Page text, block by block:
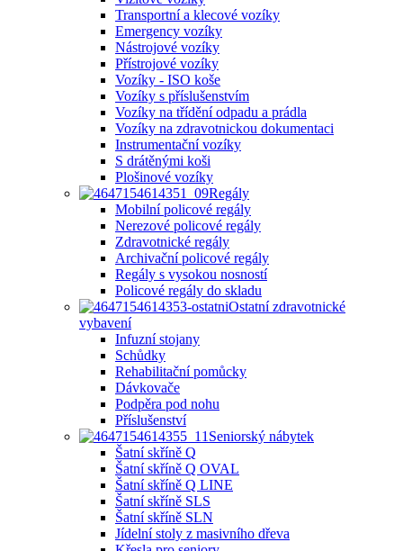
Transportní a klecové vozíky
Emergency vozíky
Nástrojové vozíky
Přístrojové vozíky
Vozíky - ISO koše
Vozíky s příslušenstvím
Vozíky na třídění odpadu a prádla
Vozíky na zdravotnickou dokumentaci
Instrumentační vozíky
S drátěnými koši
Plošinové vozíky
Regály
Mobilní policové regály
Nerezové policové regály
Zdravotnické regály
Archivační policové regály
Regály s vysokou nosností
Policové regály do skladu
Ostatní zdravotnické
vybavení
Infuzní stojany
Schůdky
Rehabilitační pomůcky
Dávkovače
Podpěra pod nohu
Příslušenství
Seniorský nábytek
Šatní skříně Q
Šatní skříně Q OVAL
Šatní skříně Q LINE
Šatní skříně SLS
Šatní skříně SLN
Jídelní stoly z masivního dřeva